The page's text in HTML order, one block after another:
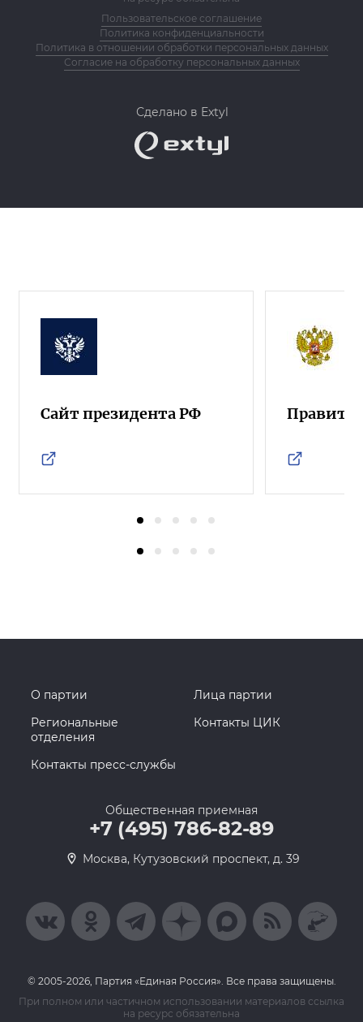
Пользовательское соглашение
Политика конфиденциальности
Политика в отношении обработки персональных данных
Согласие на обработку персональных данных
Сделано в Extyl
Сайт президента РФ
О партии
Лица партии
Региональные
отделения
Контакты ЦИК
Контакты пресс-службы
Общественная приемная
+7 (495) 786-82-89
Москва, Кутузовский проспект, д. 39
© 2005-2026, Партия «Единая Россия». Все права защищены.
При полном или частичном использовании материалов ссылка
на ресурс обязательна